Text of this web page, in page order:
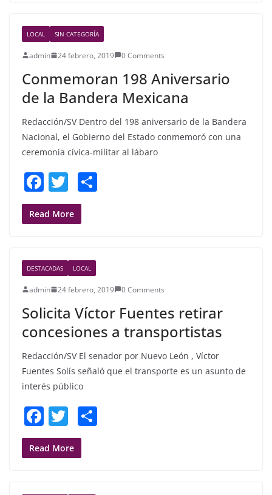
b
o
o
k
LOCAL SIN CATEGORÍA
admin 24 febrero, 2019 0 Comments
Conmemoran 198 Aniversario
de la Bandera Mexicana
Redacción/SV Dentro del 198 aniversario de la Bandera
Nacional, el Gobierno del Estado conmemoró con una
ceremonia cívica-militar al lábaro
F
a
c
b
o
o
k
T
w
itt
Read More
DESTACADAS LOCAL
admin 24 febrero, 2019 0 Comments
Solicita Víctor Fuentes retirar
concesiones a transportistas
Redacción/SV El senador por Nuevo León , Víctor
Fuentes Solís señaló que el transporte es un asunto de
interés público
F
a
c
T
w
itt
Read More